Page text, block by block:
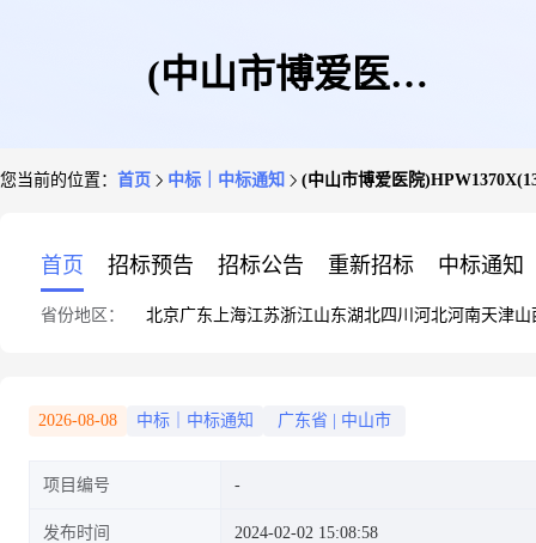
(中山市博爱医
您当前的位置： 首页 中标｜中标通知 (中山市博爱医院
首页 招标预告 招标公告 重新招标 中标通知
省份地区： 北京广东 上海江苏浙江山东湖北四川 河北河南天津山
2026-08-08 中标｜中标通知 广东省 中山市
项目编号
发布时间 2024-02-02 15:08:58